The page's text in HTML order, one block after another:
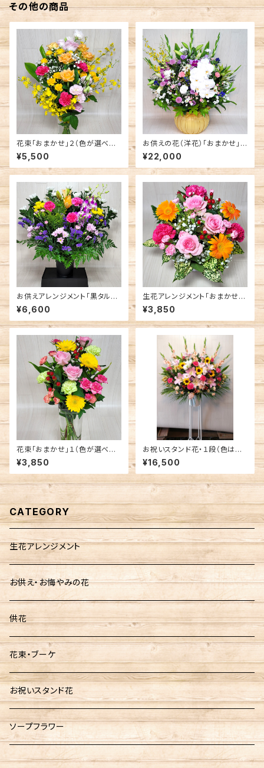
その他の商品
花束「おまかせ」２（色が選べま
す）
¥5,500
お供えの花（洋花）「おまかせ」
（色が選べます）
¥22,000
お供えアレンジメント「黒タル」１
（色が選べます）
¥6,600
生花アレンジメント「おまかせ」
１（色が選べます）
¥3,850
花束「おまかせ」１（色が選べま
す）
¥3,850
お祝いスタンド花・１段（色はお
任せください）
¥16,500
CATEGORY
生花アレンジメント
お供え・お悔やみの花
供花
花束・ブーケ
お祝いスタンド花
ソープフラワー